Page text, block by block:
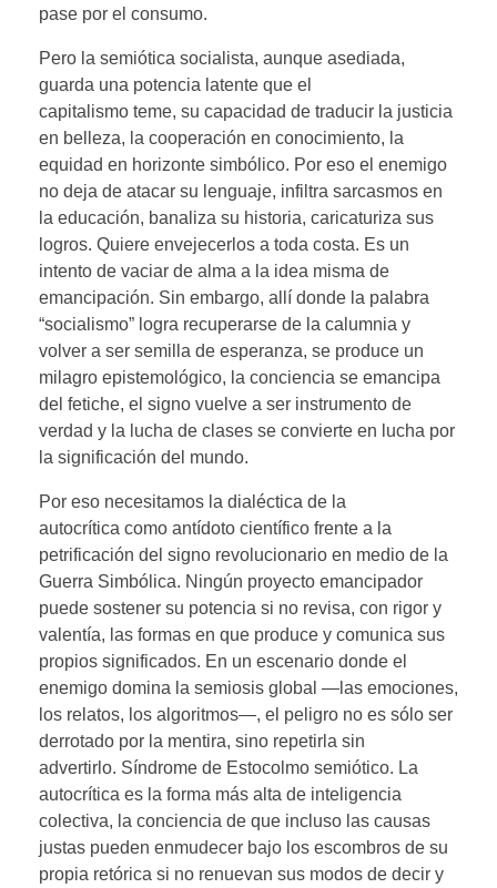
pase por el consumo.
Pero la semiótica socialista, aunque asediada,
guarda una potencia latente que el
capitalismo teme, su capacidad de traducir la justicia
en belleza, la cooperación en conocimiento, la
equidad en horizonte simbólico. Por eso el enemigo
no deja de atacar su lenguaje, infiltra sarcasmos en
la educación, banaliza su historia, caricaturiza sus
logros. Quiere envejecerlos a toda costa. Es un
intento de vaciar de alma a la idea misma de
emancipación. Sin embargo, allí donde la palabra
“socialismo” logra recuperarse de la calumnia y
volver a ser semilla de esperanza, se produce un
milagro epistemológico, la conciencia se emancipa
del fetiche, el signo vuelve a ser instrumento de
verdad y la lucha de clases se convierte en lucha por
la significación del mundo.
Por eso necesitamos la dialéctica de la
autocrítica como antídoto científico frente a la
petrificación del signo revolucionario en medio de la
Guerra Simbólica. Ningún proyecto emancipador
puede sostener su potencia si no revisa, con rigor y
valentía, las formas en que produce y comunica sus
propios significados. En un escenario donde el
enemigo domina la semiosis global —las emociones,
los relatos, los algoritmos—, el peligro no es sólo ser
derrotado por la mentira, sino repetirla sin
advertirlo. Síndrome de Estocolmo semiótico. La
autocrítica es la forma más alta de inteligencia
colectiva, la conciencia de que incluso las causas
justas pueden enmudecer bajo los escombros de su
propia retórica si no renuevan sus modos de decir y